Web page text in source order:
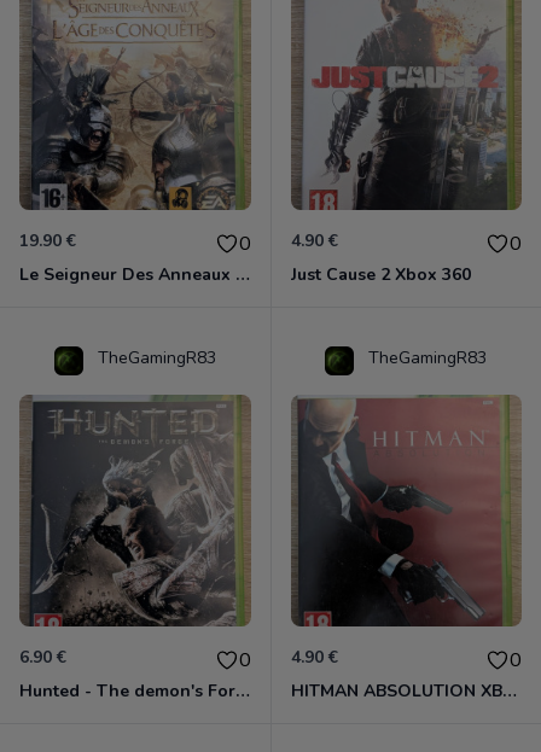
19.90 € 0
Le Seigneur Des Anneaux - L'âge Des Conquêtes Xbox 360
4.90 € 0
Just Cause 2 Xbox 360
TheGamingR83
6.90 € 0
Hunted - The demon's Forge Xbox 360 (Complet CIB)
TheGamingR83
4.90 € 0
HITMAN ABSOLUTION XBOX 360